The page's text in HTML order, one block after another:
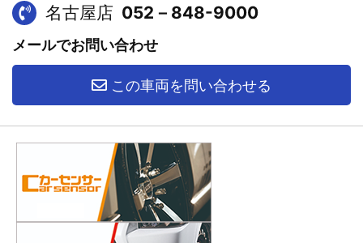
名古屋店 052－848-9000
メールでお問い合わせ
この車両を問い合わせる